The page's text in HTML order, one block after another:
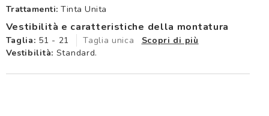
Trattamenti: Tinta Unita
Vestibilità e caratteristiche della montatura
Taglia: 51 - 21 Taglia unica
Scopri di più
Vestibilità: Standard.